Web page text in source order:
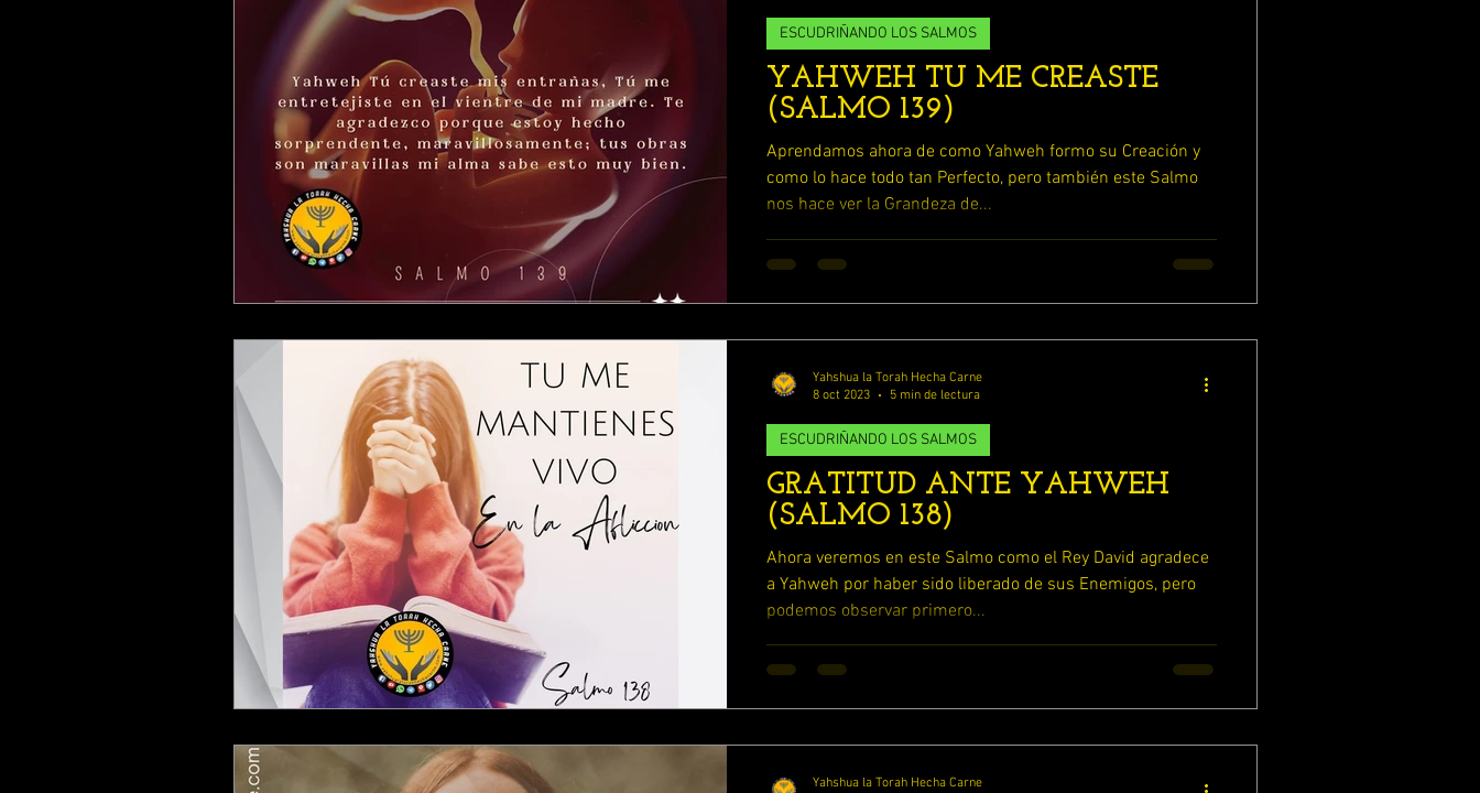
ESCUDRIÑANDO LOS SALMOS LOS 7 RUAHAMIN DE YAHWEH
ESTUDIANDO LIBRO DE TITO ESTUDIANDO 1 REYES y 2 REYES
ESTUDIANDO 1 SAMUEL ESTUDIO 2 SAMUEL
ESTUDIANDO JUECES ESTUDIANDO 1 TESALONICENSES ESTUDIANDO JOSUE
ESTUDIANDO 2 CORINTIOS ESTUDIANDO 2 TESALONICENSES
ESTUDIANDO APOCALIPSIS ESTUDIANDO BERESHIT (GENESIS)
ESTUDIANDO EFESIOS
YAHWEH TU ME CREASTE
(SALMO 139)
Aprendamos ahora de como Yahweh formo su Creación y
como lo hace todo tan Perfecto, pero también este Salmo
nos hace ver la Grandeza de...
ESCUDRIÑANDO LOS SALMOS
GRATITUD ANTE YAHWEH
(SALMO 138)
Ahora veremos en este Salmo como el Rey David agradece
a Yahweh por haber sido liberado de sus Enemigos, pero
podemos observar primero...
ESCUDRIÑANDO LOS SALMOS
Yahshua la Torah Hecha Carne
8 oct 2023
5 min de lectura
Yahshua la Torah Hecha Carne